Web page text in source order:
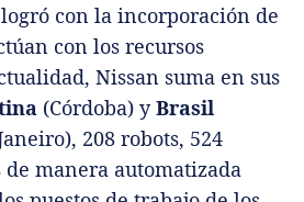
con la incorporación de
con los recursos
Nissan suma en sus
(Córdoba) yBrasil
208 robots, 524
manera automatizada